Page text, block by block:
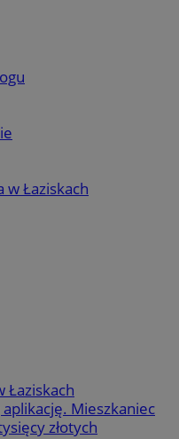
w Łaziskach
Łaziskach
Mieszkaniec
złotych